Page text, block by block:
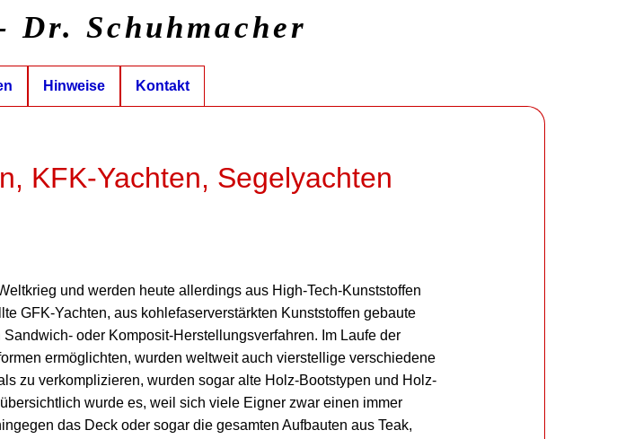
KFK-Yachten, Segelyachten
und werden heute allerdings aus High-Tech-Kunststoffen
GFK-Yachten, aus kohlefaserverstärkten Kunststoffen gebaute
oder Komposit-Herstellungsverfahren. Im Laufe der
ermöglichten, wurden weltweit auch vierstellige verschiedene
zu verkomplizieren, wurden sogar alte Holz-Bootstypen und Holz-
wurde es, weil sich viele Eigner zwar einen immer
das Deck oder sogar die gesamten Aufbauten aus Teak,
Dr. Schuhmacher
Hinweise Kontakt